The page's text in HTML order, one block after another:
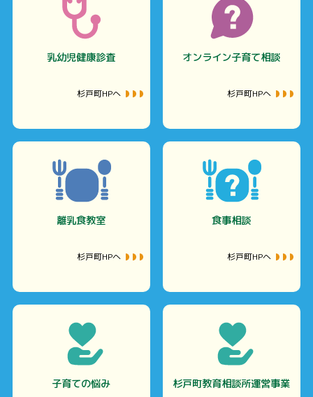
乳幼児健康診査
杉戸町HPへ
オンライン子育て相談
杉戸町HPへ
離乳食教室
杉戸町HPへ
食事相談
杉戸町HPへ
子育ての悩み 杉戸町教育相談所運営事業